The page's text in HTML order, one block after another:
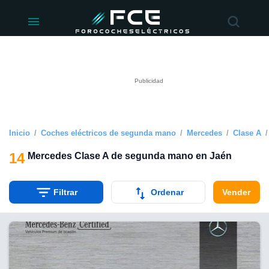
sitio web
basada en
recogida
o
nos
Inicio Coches eléctricos de segunda mano Mercedes Clase A
14 Mercedes Clase A de segunda mano en Jaén
Filtrar Ordenar Vender